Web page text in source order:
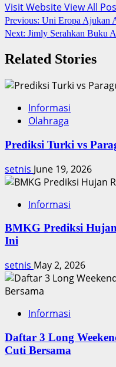
Visit WebsiteView All
Post
navigation
Previous: Uni Eropa Ajukan
Next: Jimly Serahkan Buku
Related Stories
Informasi
Olahraga
Prediksi Turki vs
setnis June 19, 2026
Informasi
BMKG Prediksi
Ini
setnis May 2, 2026
Informasi
Daftar 3 Long
Cuti Bersama